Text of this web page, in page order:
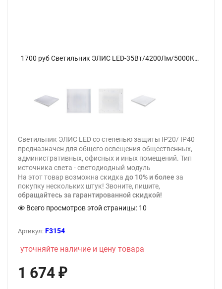
1700 руб Светильник ЭЛИС LED-35Вт/4200Лм/5000К/40, прозр - фото
Светильник ЭЛИС LED со степенью защиты IP20/ IP40
предназначен для общего освещения общественных,
административных, офисных и иных помещений. Тип
источника света - cветодиодный модуль
На этот товар возможна скидка до 10% и более за
покупку нескольких штук! Звоните, пишите,
обращайтесь за гарантированной скидкой!
Всего просмотров этой страницы: 10
Артикул: F3154
уточняйте наличие и цену товара
1 674 ₽